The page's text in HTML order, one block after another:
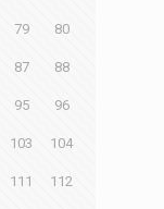
79 80
87 88
95 96
103 104
111 112